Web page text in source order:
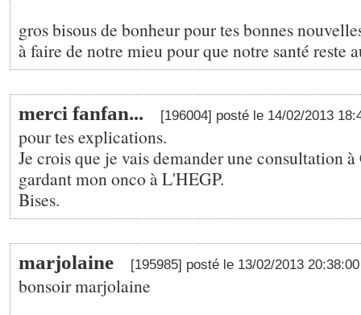
gros bisous de bonheur pour tes bonnes
à faire de notre mieu pour que notre santé reste
merci fanfan... [196004] posté le 14/02/2013
pour tes explications.
Je crois que je vais demander une consultation
gardant mon onco à L'HEGP.
Bises.
marjolaine [195985] posté le 13/02/2013
bonsoir marjolaine